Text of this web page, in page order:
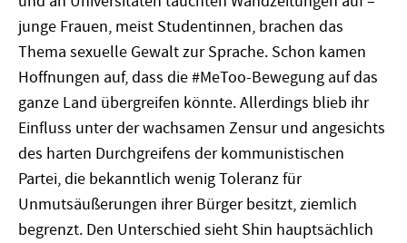
junge Frauen, meist Studentinnen, brachen das
Thema sexuelle Gewalt zur Sprache. Schon kamen
Hoffnungen auf, dass die #MeToo-Bewegung auf das
ganze Land übergreifen könnte. Allerdings blieb ihr
Einfluss unter der wachsamen Zensur und angesichts
des harten Durchgreifens der kommunistischen
Partei, die bekanntlich wenig Toleranz für
Unmutsäußerungen ihrer Bürger besitzt, ziemlich
begrenzt. Den Unterschied sieht Shin hauptsächlich